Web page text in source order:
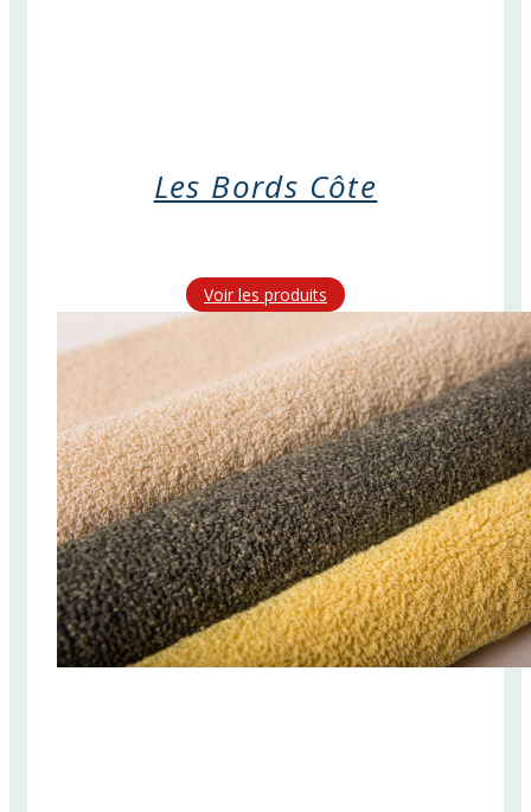
Les Bords Côte
Voir les produits